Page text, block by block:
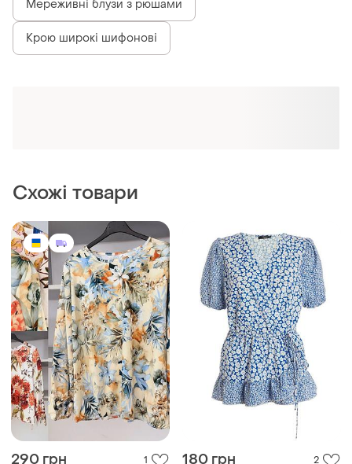
Мереживні блузи з рюшами
Крою широкі шифонові
290 грн 1
Блуза в квіти
38 і ще 4
180 грн
Quiz блакитна блуза в квіти